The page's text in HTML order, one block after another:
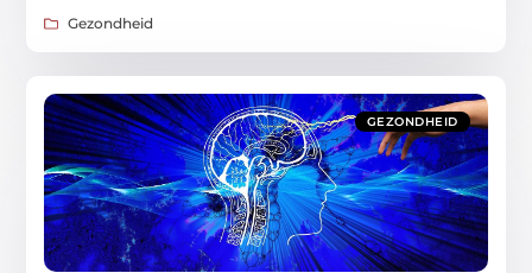
Gezondheid
GEZONDHEID